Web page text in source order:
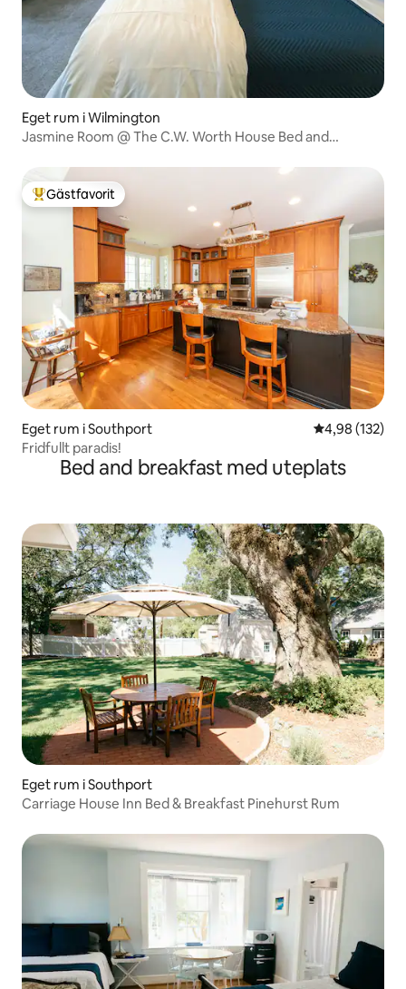
Eget rum i Wilmington
Jasmine Room @ The C.W. Worth House Bed and
Populär gästfavorit
Gästfavorit
Eget rum i Southport 4,98 av 5 i
4,98 (132)
Fridfullt paradis!
Bed and breakfast med uteplats
Eget rum i Southport
Carriage House Inn Bed & Breakfast Pinehurst Rum